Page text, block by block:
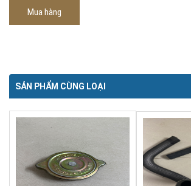
Mua hàng
SẢN PHẨM CÙNG LOẠI